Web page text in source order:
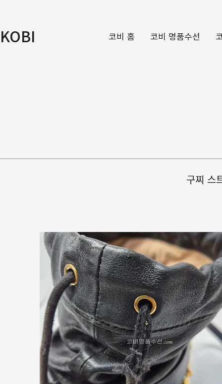
KOBI 코비 홈 코비 명품수선
구찌 스